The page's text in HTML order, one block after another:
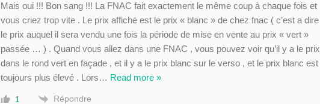
Mais oui !!! Bon sang !!! La FNAC fait exactement le même coup à chaque fois et
vous criez trop vite . Le prix affiché est le prix « blanc » de chez fnac ( c’est a dire
le prix auquel il sera vendu une fois la période de mise en vente au prix « vert »
passée … ) . Quand vous allez dans une FNAC , vous pouvez voir qu’il y a le prix
dans le rond vert en façade , et il y a le prix blanc sur le verso , et le prix blanc est
toujours plus élevé . Lors… Read more »
1 Répondre